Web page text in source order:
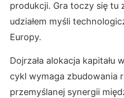
produkcji. Gra toczy się tu
udziałem myśli
Europy.
Dojrzała alokacja kapitału
cykl wymaga zbudowania
przemyślanej synergii